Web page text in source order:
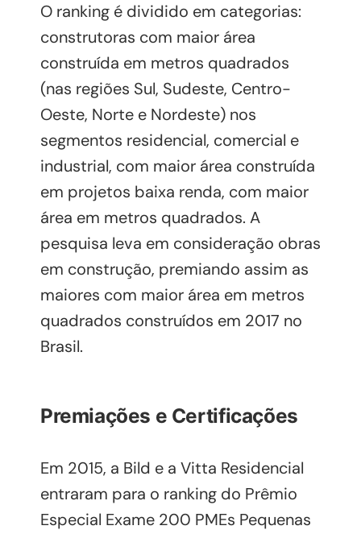
O ranking é dividido em categorias:
construtoras com maior área
construída em metros quadrados
(nas regiões Sul, Sudeste, Centro-
Oeste, Norte e Nordeste) nos
segmentos residencial, comercial e
industrial, com maior área construída
em projetos baixa renda, com maior
área em metros quadrados. A
pesquisa leva em consideração obras
em construção, premiando assim as
maiores com maior área em metros
quadrados construídos em 2017 no
Brasil.
Premiações e Certificações
Em 2015, a Bild e a Vitta Residencial
entraram para o ranking do Prêmio
Especial Exame 200 PMEs Pequenas